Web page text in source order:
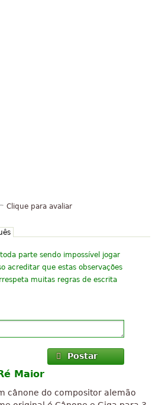
Clique para avaliar
parte sendo impossível jogar
acreditar que estas observações
muitas regras de escrita
gostei dessa música . Ela é
musica linda ,e uma das minhas
tem ela para órgão.”
lido e executado. Definitivamente
Um pouco mais difícil do que as
Postar
Maior
cânone do compositor alemão